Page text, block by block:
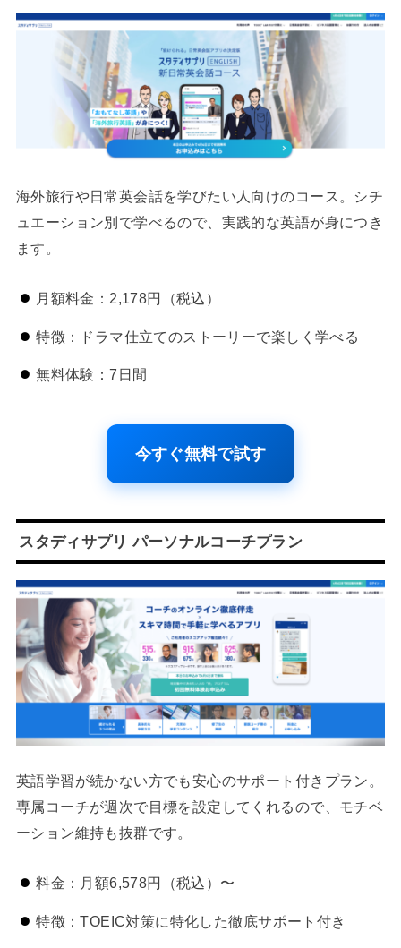
海外旅行や日常英会話を学びたい人向けのコース。シチ
ュエーション別で学べるので、実践的な英語が身につき
ます。
月額料金：2,178円（税込）
特徴：ドラマ仕立てのストーリーで楽しく学べる
無料体験：7日間
今すぐ無料で試す
スタディサプリ パーソナルコーチプラン
英語学習が続かない方でも安心のサポート付きプラン。
専属コーチが週次で目標を設定してくれるので、モチベ
ーション維持も抜群です。
料金：月額6,578円（税込）〜
特徴：TOEIC対策に特化した徹底サポート付き